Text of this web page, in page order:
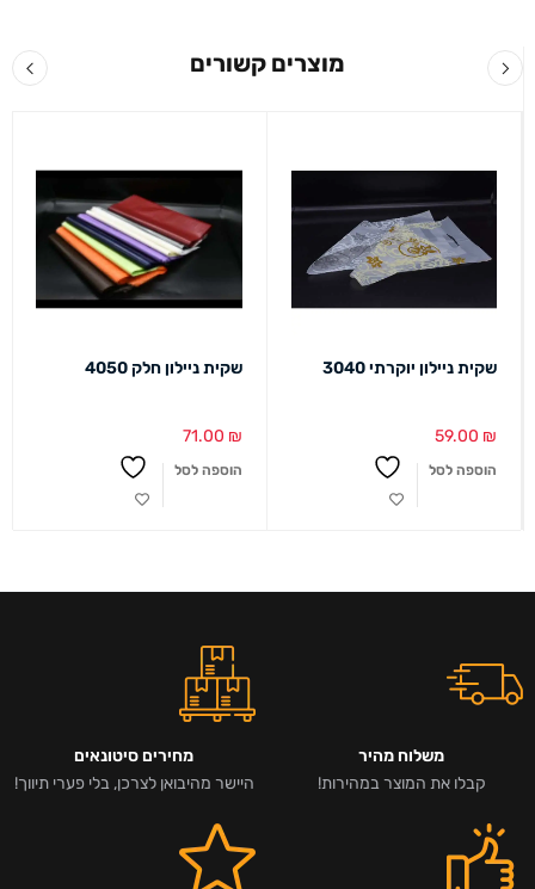
מוצרים קשורים
שקית ניילון יוקרתי 3040
59.00 ₪
הוספה לסל
שקית ניילון חלק 4050
71.00 ₪
הוספה לסל
משלוח מהיר
קבלו את המוצר במהירות!
מחירים סיטונאים
היישר מהיבואן לצרכן, בלי פערי תיווך!